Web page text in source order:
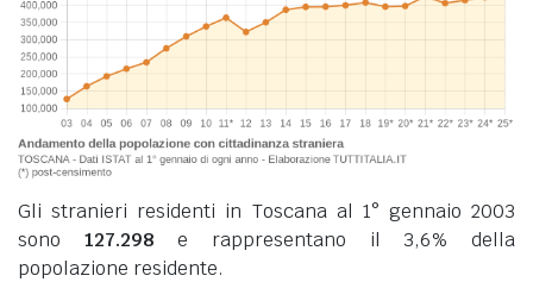
Gli stranieri residenti in Toscana al 1° gennaio 2003
sono 127.298 e rappresentano il 3,6% della
popolazione residente.